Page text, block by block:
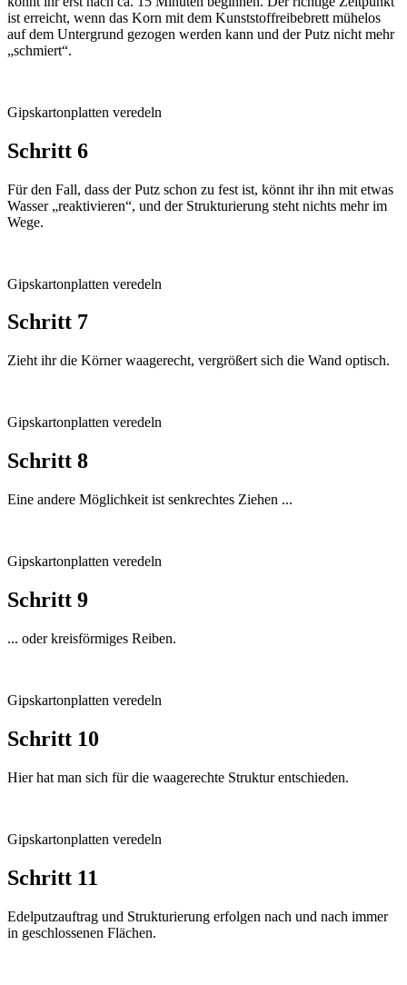
ist erreicht, wenn das Korn mit dem Kunst­stoff­reibebrett mühelos
auf dem Untergrund gezogen werden kann und der Putz nicht mehr
„schmiert“.
Gipskartonplatten veredeln
Schritt 6
Für den Fall, dass der Putz schon zu fest ist, könnt ihr ihn mit etwas
Wasser „reaktivieren“, und der Strukturierung steht nichts mehr im
Wege.
Gipskartonplatten veredeln
Schritt 7
Zieht ihr die Körner waagerecht, vergrößert sich die Wand optisch.
Gipskartonplatten veredeln
Schritt 8
Eine andere Möglichkeit ist senkrechtes Ziehen ...
Gipskartonplatten veredeln
Schritt 9
... oder kreisförmiges Reiben.
Gipskartonplatten veredeln
Schritt 10
Hier hat man sich für die waagerechte Struktur entschieden.
Gipskartonplatten veredeln
Schritt 11
Edelputzauftrag und Strukturierung erfolgen nach und nach immer
in geschlossenen Flächen.